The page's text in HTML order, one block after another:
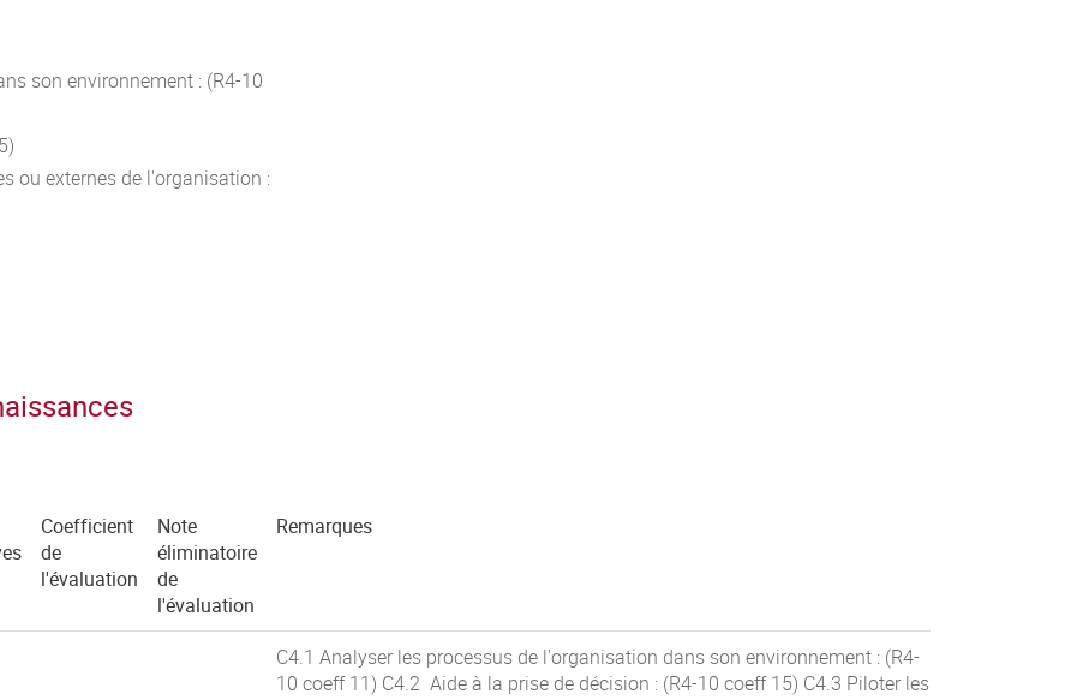
son environnement : (R4-10
ou externes de l'organisation :
Coefficient
de
l'évaluation
Note
éliminatoire
de
l'évaluation
Remarques
C4.1 Analyser les processus de l'organisation dans son environnement : (R4-
10 coeff 11) C4.2 Aide à la prise de décision : (R4-10 coeff 15) C4.3 Piloter les